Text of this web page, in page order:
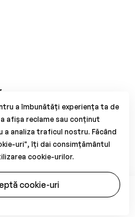
Adaugă în coș
38034914, Reg. Com.
Rights Reserved.
a îmbunătăți experiența ta de
afișa reclame sau conținut
a analiza traficul nostru. Făcând
uri", îți dai consimțământul
cookie-urilor.
cookie-uri